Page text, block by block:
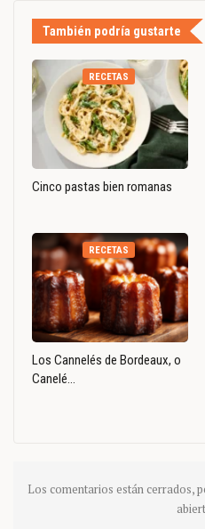
También podría gustarte
RECETAS
Cinco pastas bien romanas
RECETAS
Los Cannelés de Bordeaux, o
Canelé…
Los comentarios están cerrados,